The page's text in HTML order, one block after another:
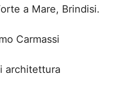
a Mare, Brindisi.
Carmassi
architettura